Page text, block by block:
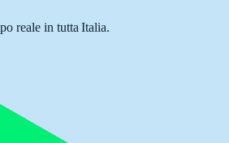
reale in tutta Italia.